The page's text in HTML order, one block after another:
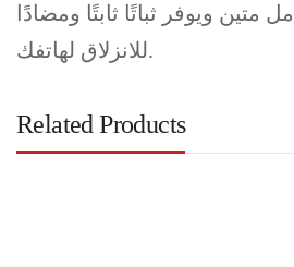
متين ويوفر ثباتًا ثابتًا ومضادًا
للانزلاق لهاتفك.
Related Products